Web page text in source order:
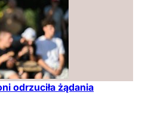
odrzuciła żądania